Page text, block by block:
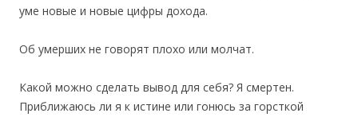
уме новые и новые цифры дохода.
Об умерших не говорят плохо или молчат.
Какой можно сделать вывод для себя? Я смертен.
Приближаюсь ли я к истине или гонюсь за горсткой